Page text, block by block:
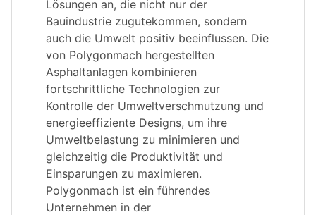
Lösungen an, die nicht nur der
Bauindustrie zugutekommen, sondern
auch die Umwelt positiv beeinflussen. Die
von Polygonmach hergestellten
Asphaltanlagen kombinieren
fortschrittliche Technologien zur
Kontrolle der Umweltverschmutzung und
energieeffiziente Designs, um ihre
Umweltbelastung zu minimieren und
gleichzeitig die Produktivität und
Einsparungen zu maximieren.
Polygonmach ist ein führendes
Unternehmen in der